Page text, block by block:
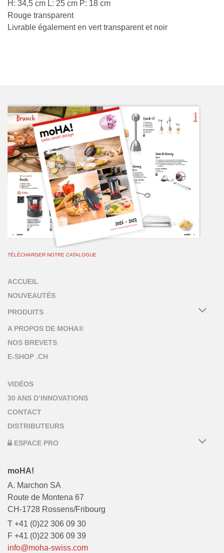
H: 34,5 cm L: 25 cm P: 18 cm
Rouge transparent
Livrable également en vert transparent et noir
TÉLÉCHARGER NOTRE CATALOGUE
ACCUEIL
NOUVEAUTÉS
PRODUITS
A PROPOS DE MOHA®
NOS BREVETS
E-SHOP .CH
VIDÉOS
30 ANS D’INNOVATIONS
CONTACT
DISTRIBUTEURS
ESPACE PRO
moHA!
A. Marchon SA
Route de Montena 67
CH-1728 Rossens/Fribourg
T +41 (0)22 306 09 30
F +41 (0)22 306 09 39
info@moha-swiss.com